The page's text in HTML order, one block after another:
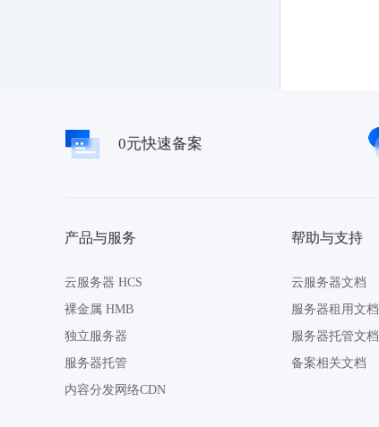
0元快速备案
产品与服务
云服务器 HCS
裸金属 HMB
独立服务器
服务器托管
内容分发网络CDN
帮助与支持
云服务器文档
服务器租用文档
服务器托管文档
备案相关文档